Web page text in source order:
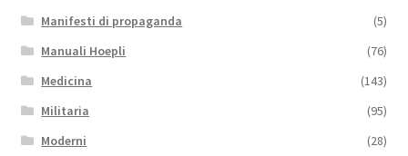
Manifesti di propaganda
(5)
Manuali Hoepli
(76)
Medicina
(143)
Militaria
(95)
Moderni
(28)